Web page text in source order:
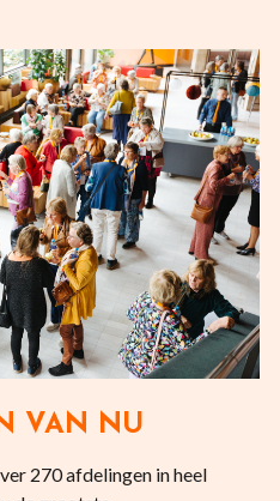
VAN NU
270 afdelingen in heel